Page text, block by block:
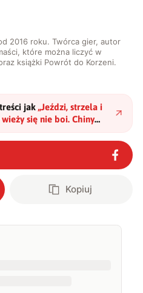
2016 roku. Twórca gier, autor
które można liczyć w
książki Powrót do Korzeni.
jak „Jeździ, strzela i
się nie boi. Chiny
nowej generacji"?
Kopiuj